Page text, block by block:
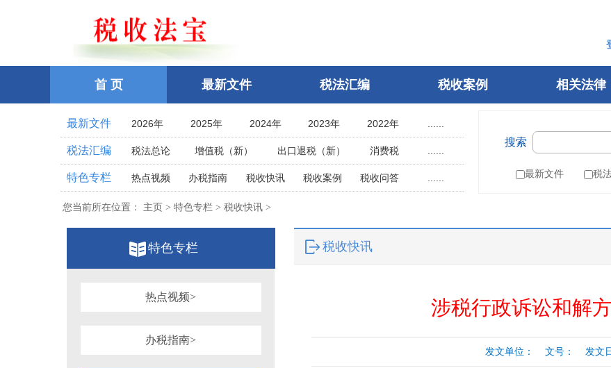
首 页 最新文件 税法汇编 税收案例 相关法律
最新文件 2026年 2025年 2024年 2023年
2022年
2021年
2020年 2019年 2018年
2017年
2016年
2015年 2014年 2013年
2012年
2011年
2010年 2009年 2008年
2007年
2006年
2005年 2004年
2001年
2000年 1999年 1998年
1997年
1996年
1995年 1993年
1992年
1991年
1990年 1989年
1986年
税法汇编 税法总论 增值税（新） 出口退税（新）
消费税
企业所得税
个人所得税 耕地占用税
土地使用税
土地增值税
房产税 契税 车辆购置税
车船税
印花税
资源税
关税法
税收立法(规章、文件、批复）
税收征管法
税务行政公开
可持续披露准则
特色专栏 热点视频 办税指南 税收快讯 税收案例
税收问答
全国统一规范电子税务局
自然人电子税务局
搜索
最新文件 税
您当前所在位置： 主页 > 特色专栏 > 税收快讯 >
特色专栏
热点视频>
办税指南>
税收快讯
涉税行政诉讼和解
发文单位： 文号： 发文日